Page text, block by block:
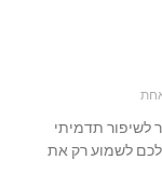
לשיפור תדמיתי
לשמוע רק את